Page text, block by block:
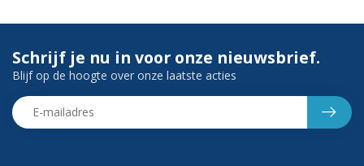
Schrijf je nu in voor onze nieuwsbrief.
Blijf op de hoogte over onze laatste acties